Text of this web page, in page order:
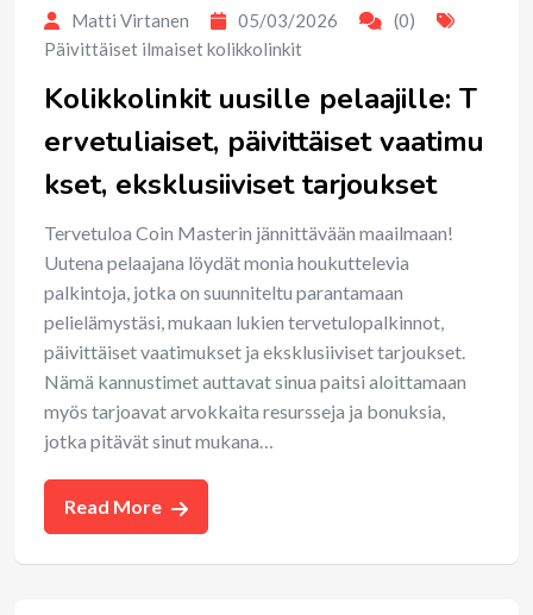
Matti Virtanen 05/03/2026
(0)
Päivittäiset ilmaiset kolikkolinkit
Kolikkolinkit uusille pelaajille: T
ervetuliaiset, päivittäiset vaatimu
kset, eksklusiiviset tarjoukset
Tervetuloa Coin Masterin jännittävään maailmaan!
Uutena pelaajana löydät monia houkuttelevia
palkintoja, jotka on suunniteltu parantamaan
pelielämystäsi, mukaan lukien tervetulopalkinnot,
päivittäiset vaatimukset ja eksklusiiviset tarjoukset.
Nämä kannustimet auttavat sinua paitsi aloittamaan
myös tarjoavat arvokkaita resursseja ja bonuksia,
jotka pitävät sinut mukana…
Read More